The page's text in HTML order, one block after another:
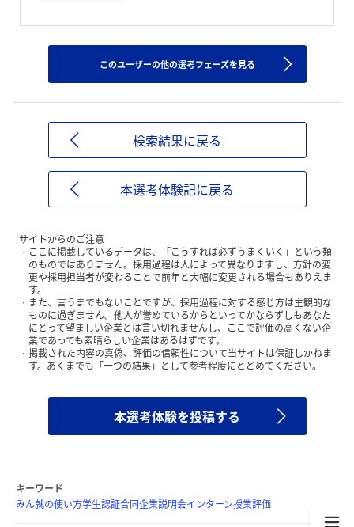
このユーザーの他の選考フェーズを見る
検索結果に戻る
本選考体験記に戻る
サイトからのご注意
ここに掲載しているデータは、「こうすれば必ずうまくいく」という類
のものではありません。採用過程は人によって異なりますし、方針の変
更や採用担当者が変わることで前年と大幅に変更される場合もありえま
す。
また、言うまでもないことですが、採用過程に対する感じ方は主観的な
ものに過ぎません。他人が誉めているからといってかならずしもあなた
にとって望ましい企業とは言い切れませんし、ここで評価の高くない企
業であっても素晴らしい企業はあるはずです。
掲載された内容の真偽、評価の信頼性について当サイトは保証しかねま
す。あくまでも「一つの結果」として参考程度にとどめてください。
本選考体験を投稿する
キーワード
みん就の使い方学生認証合同企業説明会インターン授業評価